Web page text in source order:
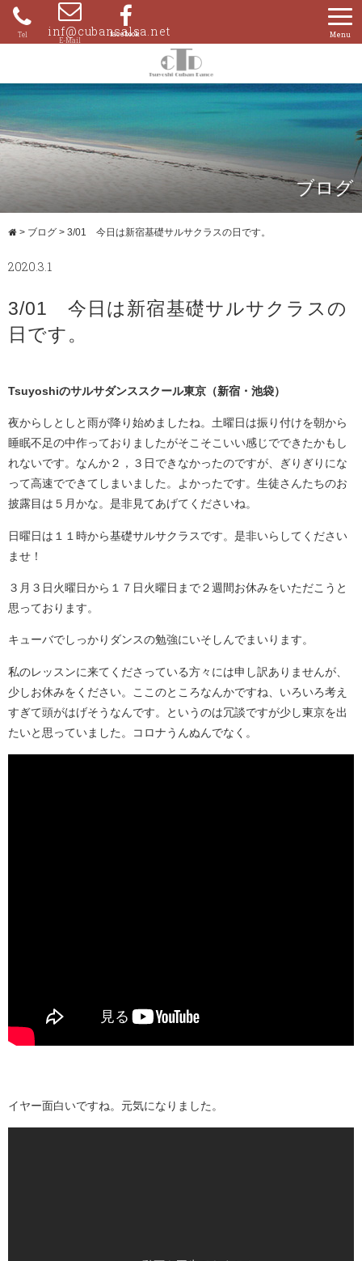
Skip
content
080- inf@cubansalsa.net
ブログ
> ブログ > 3/01 今日は新宿基礎サルサクラスの日です。
2020.3.1
3/01 今日は新宿基礎サルサクラスの
日です。
Tsuyoshiのサルサダンススクール東京（新宿・池袋）
夜からしとしと雨が降り始めましたね。土曜日は振り付けを朝から
睡眠不足の中作っておりましたがそこそこいい感じでできたかもし
れないです。なんか２，３日できなかったのですが、ぎりぎりにな
って高速でできてしまいました。よかったです。生徒さんたちのお
披露目は５月かな。是非見てあげてくださいね。
日曜日は１１時から基礎サルサクラスです。是非いらしてください
ませ！
３月３日火曜日から１７日火曜日まで２週間お休みをいただこうと
思っております。
キューバでしっかりダンスの勉強にいそしんでまいります。
私のレッスンに来てくださっている方々には申し訳ありませんが、
少しお休みをください。ここのところなんかですね、いろいろ考え
すぎて頭がはげそうなんです。というのは冗談ですが少し東京を出
たいと思っていました。コロナうんぬんでなく。
イヤー面白いですね。元気になりました。